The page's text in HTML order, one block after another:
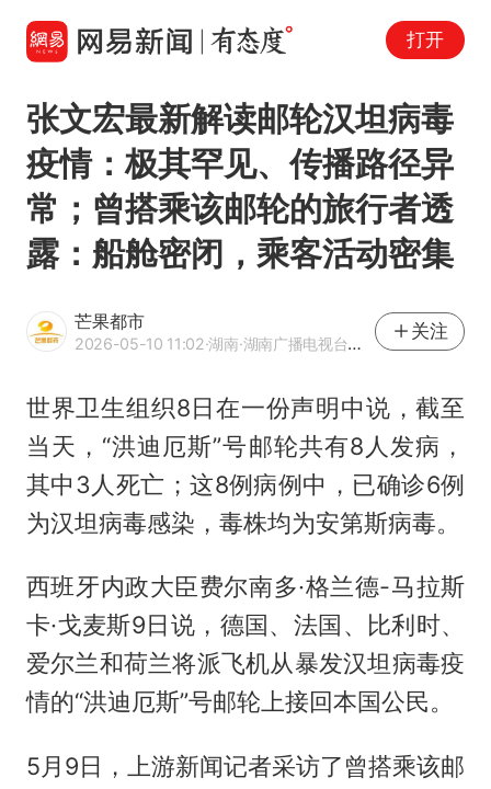
打开
张文宏最新解读邮轮汉坦病毒
疫情：极其罕见、传播路径异
常；曾搭乘该邮轮的旅行者透
露：船舱密闭，乘客活动密集
芒果都市
2026-05-10 11:02·湖南·湖南广播电视台都市频道
关注
世界卫生组织8日在一份声明中说，截至
当天，“洪迪厄斯”号邮轮共有8人发病，
其中3人死亡；这8例病例中，已确诊6例
为汉坦病毒感染，毒株均为安第斯病毒。
西班牙内政大臣费尔南多·格兰德-马拉斯
卡·戈麦斯9日说，德国、法国、比利时、
爱尔兰和荷兰将派飞机从暴发汉坦病毒疫
情的“洪迪厄斯”号邮轮上接回本国公民。
5月9日，上游新闻记者采访了曾搭乘该邮